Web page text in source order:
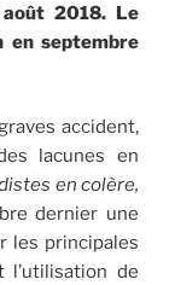
2018. Le
en septembre
accident,
lacunes en
en colère,
dernier une
les principales
l’utilisation de